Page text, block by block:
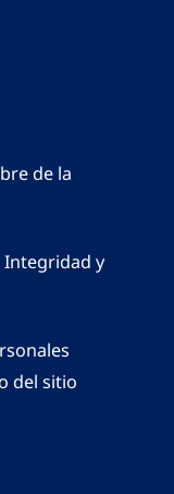
de la
Integridad y
del sitio